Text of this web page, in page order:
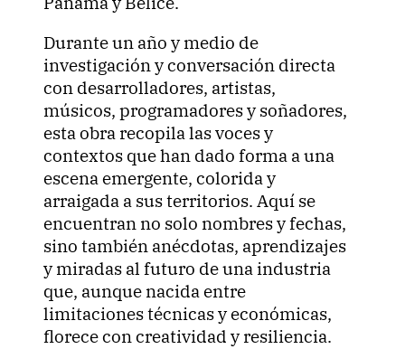
Durante un año y medio de
investigación y conversación directa
con desarrolladores, artistas,
músicos, programadores y soñadores,
esta obra recopila las voces y
contextos que han dado forma a una
escena emergente, colorida y
arraigada a sus territorios. Aquí se
encuentran no solo nombres y fechas,
sino también anécdotas, aprendizajes
y miradas al futuro de una industria
que, aunque nacida entre
limitaciones técnicas y económicas,
florece con creatividad y resiliencia.